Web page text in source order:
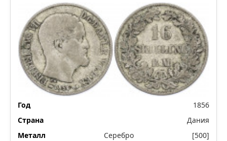
1856
Дания
Серебро
[500]